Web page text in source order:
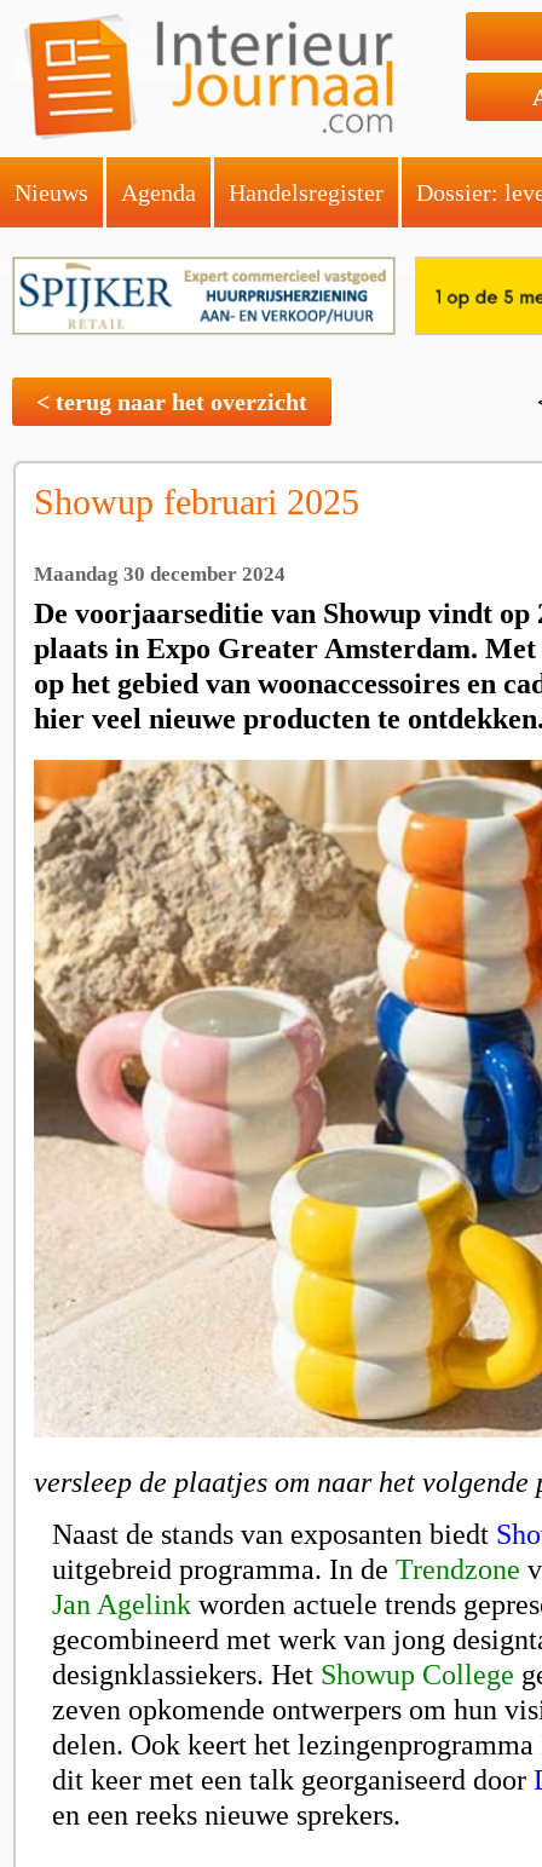
Nieuws Agenda Handelsregister Dossier:
< terug naar het overzicht
Showup februari 2025
Maandag 30 december 2024
De voorjaarseditie van Showup vindt op
plaats in Expo Greater Amsterdam. Met
op het gebied van woonaccessoires en
hier veel nieuwe producten te
versleep de plaatjes om naar het
Naast de stands van exposanten biedt
uitgebreid programma. In de Trendzone
Jan Agelink worden actuele trends
gecombineerd met werk van jong
designklassiekers. Het Showup College
zeven opkomende ontwerpers om hun
delen. Ook keert het lezingenprogramma
dit keer met een talk georganiseerd door
en een reeks nieuwe sprekers.